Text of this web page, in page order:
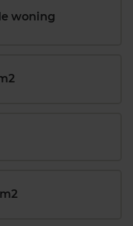
woning